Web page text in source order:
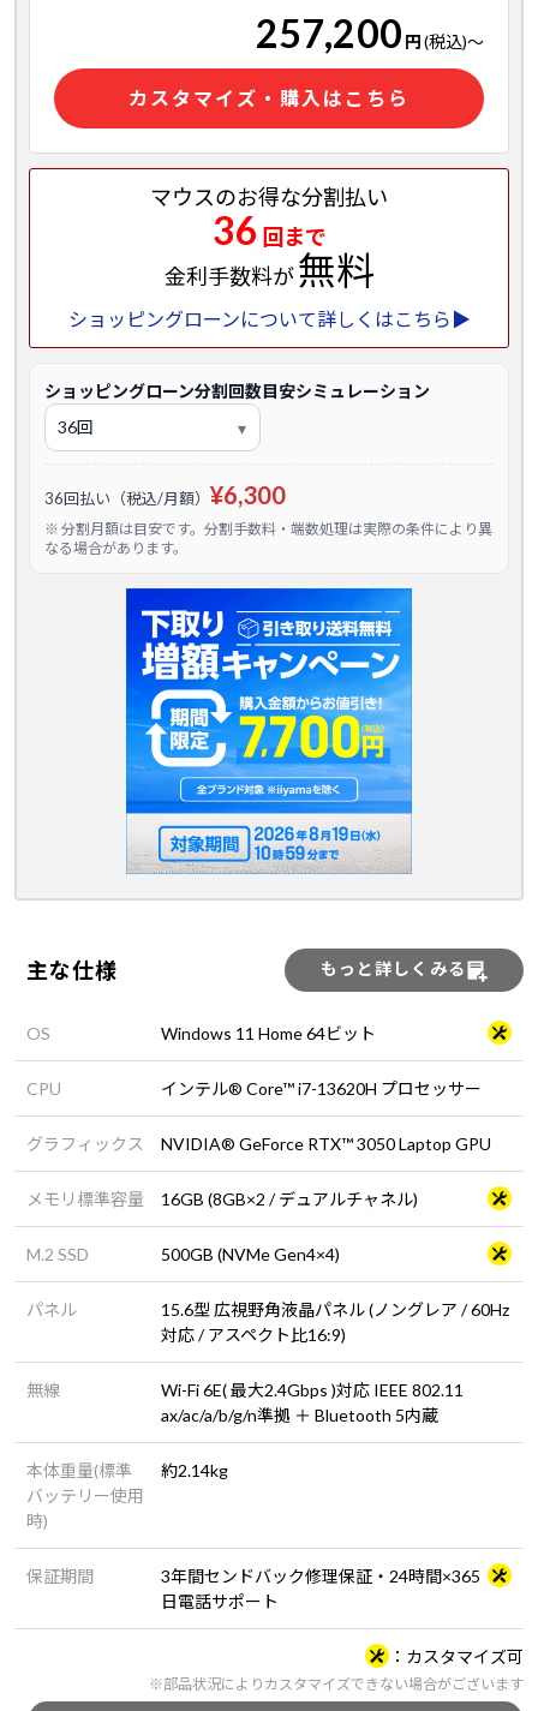
257,200 円(税込)～
カスタマイズ・購入はこちら
マウスのお得な分割払い
36 回まで
金利手数料が無料
ショッピングローンについて詳しくはこちら▶
ショッピングローン分割回数目安シミュレーション
36回払い（税込/月額） ¥6,300
※ 分割月額は目安です。分割手数料・端数処理は実際の条件により異
なる場合があります。
主な仕様 もっと詳しくみる
OS Windows 11 Home 64ビット
CPU インテル® Core™ i7-13620H プロセッサー
グラフィックス NVIDIA® GeForce RTX™ 3050 Laptop GPU
メモリ標準容量 16GB (8GB×2 / デュアルチャネル)
M.2 SSD 500GB (NVMe Gen4×4)
パネル
15.6型 広視野角液晶パネル (ノングレア / 60Hz
対応 / アスペクト比16:9)
無線
Wi-Fi 6E( 最大2.4Gbps )対応 IEEE 802.11
ax/ac/a/b/g/n準拠 ＋ Bluetooth 5内蔵
本体重量(標準
バッテリー使用
時)
約2.14kg
保証期間
3年間センドバック修理保証・24時間×365
日電話サポート
カスタマイズ可
※部品状況によりカスタマイズできない場合がございます